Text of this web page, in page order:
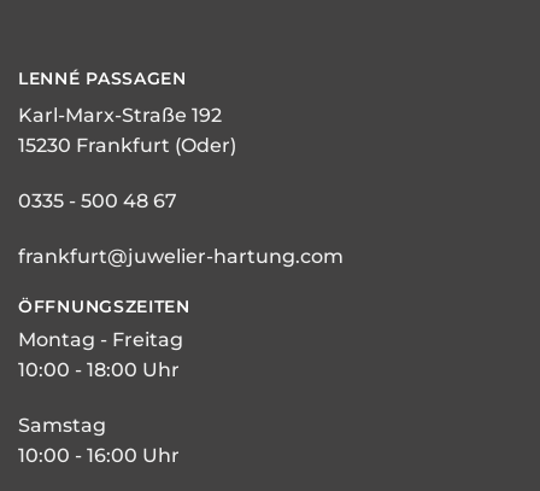
LENNÉ PASSAGEN
Karl-Marx-Straße 192
15230 Frankfurt (Oder)
0335 - 500 48 67
frankfurt@juwelier-hartung.com
ÖFFNUNGSZEITEN
Montag - Freitag
10:00 - 18:00 Uhr
Samstag
10:00 - 16:00 Uhr